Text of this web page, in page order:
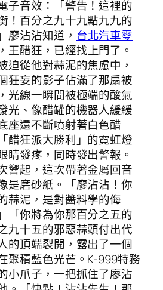
子音效：「警告！這裡的
！百分之九十九點九九的
廖沾沾知道， 台北汽車零
王醋狂，已經找上門了。
迫從他對蒜泥的焦慮中，
狂妄的影子佔滿了那扇被
光線一瞬間被極端的酸氣
光、像醋罐的機器人緩緩
座還不斷噴射著白色醋
醋狂派大勝利」的霓虹燈
睛發疼，同時發出警報。
響起，這次帶著金屬回音
是磨砂紙。「廖沾沾！你
蒜泥，是對醬料學的侮
「你將為你那百分之五的
九十五的邪惡蒜頭付出代
的頂端裂開，露出了一個
聚積藍色光芒。K-999特務
小爪子，一把抓住了廖沾